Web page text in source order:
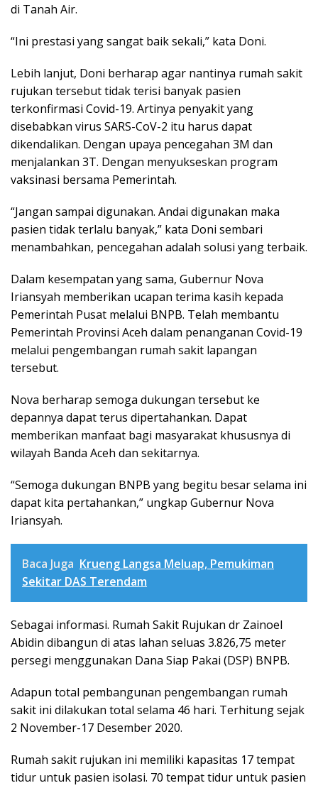
di Tanah Air.
“Ini prestasi yang sangat baik sekali,” kata Doni.
Lebih lanjut, Doni berharap agar nantinya rumah sakit
rujukan tersebut tidak terisi banyak pasien
terkonfirmasi Covid-19. Artinya penyakit yang
disebabkan virus SARS-CoV-2 itu harus dapat
dikendalikan. Dengan upaya pencegahan 3M dan
menjalankan 3T. Dengan menyukseskan program
vaksinasi bersama Pemerintah.
“Jangan sampai digunakan. Andai digunakan maka
pasien tidak terlalu banyak,” kata Doni sembari
menambahkan, pencegahan adalah solusi yang terbaik.
Dalam kesempatan yang sama, Gubernur Nova
Iriansyah memberikan ucapan terima kasih kepada
Pemerintah Pusat melalui BNPB. Telah membantu
Pemerintah Provinsi Aceh dalam penanganan Covid-19
melalui pengembangan rumah sakit lapangan
tersebut.
Nova berharap semoga dukungan tersebut ke
depannya dapat terus dipertahankan. Dapat
memberikan manfaat bagi masyarakat khususnya di
wilayah Banda Aceh dan sekitarnya.
“Semoga dukungan BNPB yang begitu besar selama ini
dapat kita pertahankan,” ungkap Gubernur Nova
Iriansyah.
Baca Juga Krueng Langsa Meluap, Pemukiman
Sekitar DAS Terendam
Sebagai informasi. Rumah Sakit Rujukan dr Zainoel
Abidin dibangun di atas lahan seluas 3.826,75 meter
persegi menggunakan Dana Siap Pakai (DSP) BNPB.
Adapun total pembangunan pengembangan rumah
sakit ini dilakukan total selama 46 hari. Terhitung sejak
2 November-17 Desember 2020.
Rumah sakit rujukan ini memiliki kapasitas 17 tempat
tidur untuk pasien isolasi. 70 tempat tidur untuk pasien